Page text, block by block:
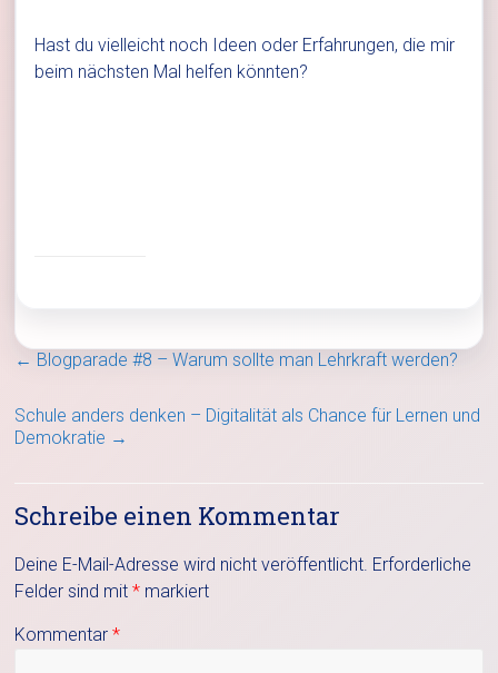
Hast du vielleicht noch Ideen oder Erfahrungen, die mir
beim nächsten Mal helfen könnten?
← Blogparade #8 – Warum sollte man Lehrkraft werden?
Schule anders denken – Digitalität als Chance für Lernen und
Demokratie →
Schreibe einen Kommentar
Deine E-Mail-Adresse wird nicht veröffentlicht. Erforderliche
Felder sind mit* markiert
Kommentar*